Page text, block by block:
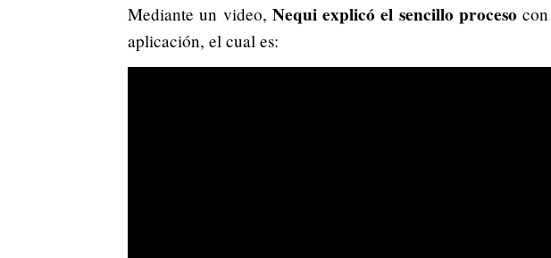
Mediante un video, Nequi explicó el sencillo proceso
aplicación, el cual es: